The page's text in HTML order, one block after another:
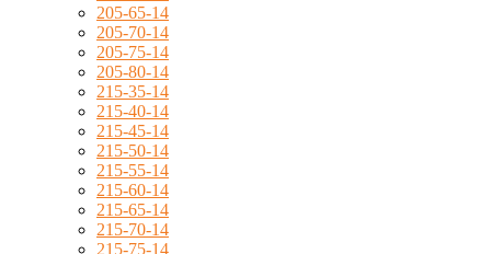
205-65-14
205-70-14
205-75-14
205-80-14
215-35-14
215-40-14
215-45-14
215-50-14
215-55-14
215-60-14
215-65-14
215-70-14
215-75-14